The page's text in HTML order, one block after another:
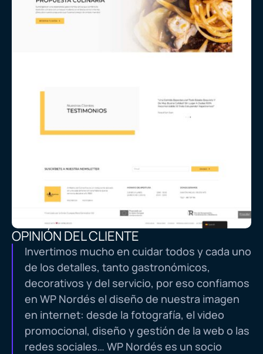
OPINIÓN DEL CLIENTE
Invertimos mucho en cuidar todos y cada uno
de los detalles, tanto gastronómicos,
decorativos y del servicio, por eso confiamos
en WP Nordés el diseño de nuestra imagen
en internet: desde la fotografía, el video
promocional, diseño y gestión de la web o las
redes sociales… WP Nordés es un socio